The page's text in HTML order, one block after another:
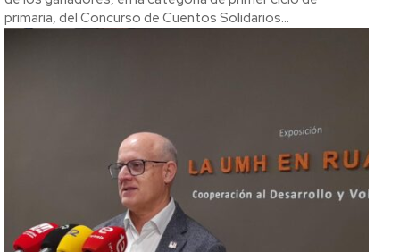
primaria, del Concurso de Cuentos Solidarios...